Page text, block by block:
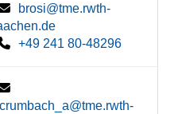
brosi@tme.rwth-
+49 241 80-48296
crumbach_a@tme.rwth-